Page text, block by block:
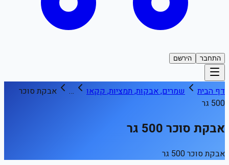
התחבר הירשם
דף הבית שמרים, אבקות, תמציות, קקאו …
אבקת סוכר
500 גר
אבקת סוכר 500 גר
אבקת סוכר 500 גר